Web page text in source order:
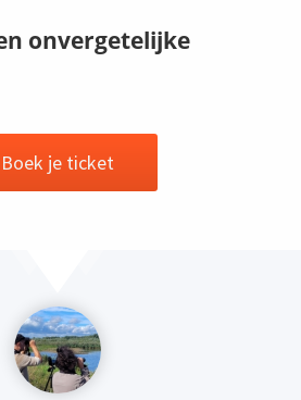
onvergetelijke
Boek je ticket